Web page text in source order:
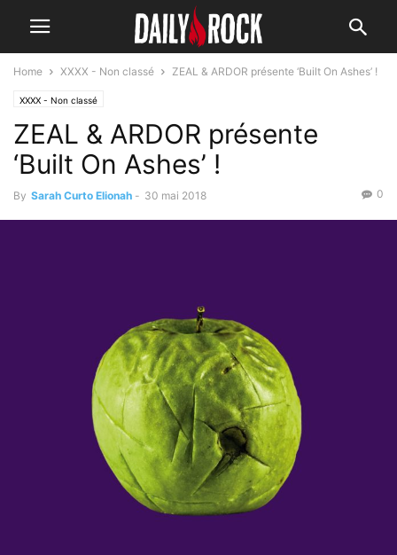
Home XXXX - Non classé ZEAL & ARDOR présente ‘Built On Ashes’ !
XXXX - Non classé
ZEAL & ARDOR présente
‘Built On Ashes’ !
By Sarah Curto Elionah - 30 mai 2018 0